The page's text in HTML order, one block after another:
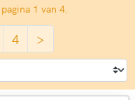
1 van 4.
4 >